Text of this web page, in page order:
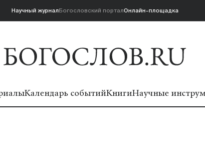
Научный журналБогословский порталОнлайн-площадка
Календарь событийКнигиНаучные